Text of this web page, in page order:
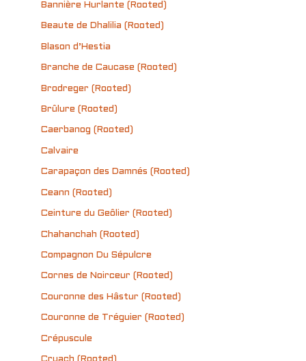
Bannière Hurlante (Rooted)
Beaute de Dhalilia (Rooted)
Blason d’Hestia
Branche de Caucase (Rooted)
Brodreger (Rooted)
Brûlure (Rooted)
Caerbanog (Rooted)
Calvaire
Carapaçon des Damnés (Rooted)
Ceann (Rooted)
Ceinture du Geôlier (Rooted)
Chahanchah (Rooted)
Compagnon Du Sépulcre
Cornes de Noirceur (Rooted)
Couronne des Hâstur (Rooted)
Couronne de Tréguier (Rooted)
Crépuscule